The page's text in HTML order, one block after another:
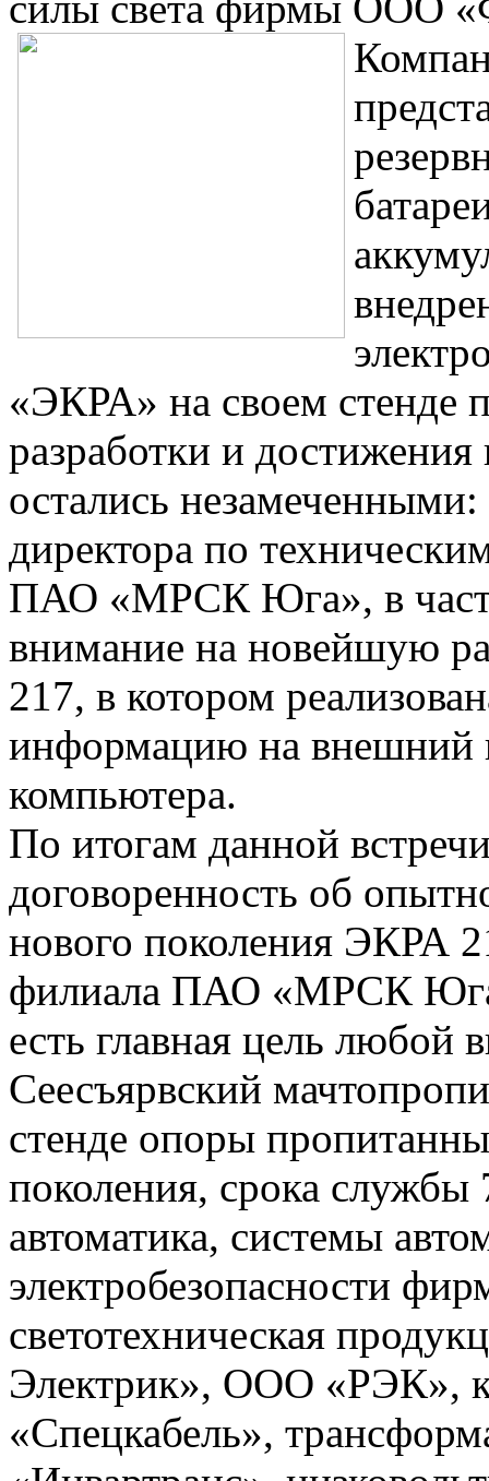
«ЭКРА» на своем стенде
разработки и
остались незамеченными:
директора по
ПАО «МРСК Юга», в
внимание на новейшую
217, в котором
информацию на внешний
компьютера.
По итогам данной
договоренность об
нового поколения ЭКРА
филиала ПАО «МРСК
есть главная цель любой
Сеесъярвский
стенде опоры
поколения, срока
автоматика, системы
электробезопасности
светотехническая
Электрик», ООО «РЭК»,
«Спецкабель»,